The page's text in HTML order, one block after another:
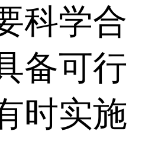
科学合
备可行
时实施